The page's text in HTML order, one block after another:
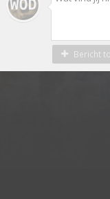
Bericht